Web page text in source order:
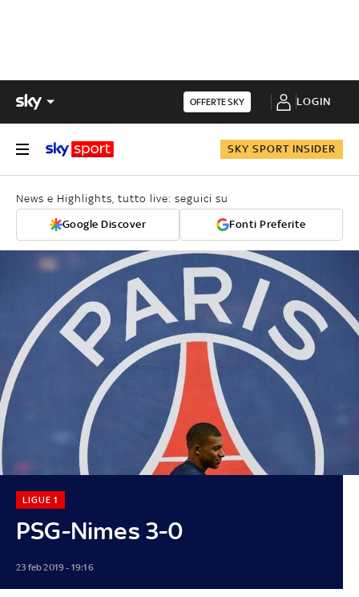
OFFERTE SKY LOGIN
SKY SPORT INSIDER
News e Highlights, tutto live: seguici su
Google Discover Fonti Preferite
PSG-Nimes 3-0
LIGUE 1
23 feb 2019 - 19:16